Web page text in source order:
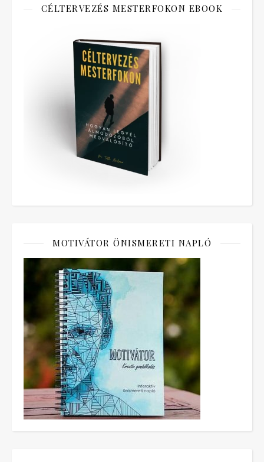
CÉLTERVEZÉS MESTERFOKON EBOOK
MOTIVÁTOR ÖNISMERETI NAPLÓ